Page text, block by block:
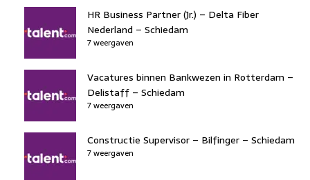
HR Business Partner (Jr.) – Delta Fiber
Nederland – Schiedam
7 weergaven
Vacatures binnen Bankwezen in Rotterdam –
Delistaff – Schiedam
7 weergaven
Constructie Supervisor – Bilfinger – Schiedam
7 weergaven